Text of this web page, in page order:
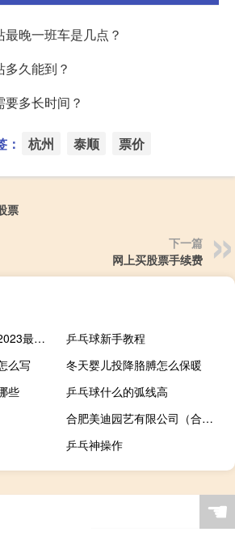
晚一班车是几点？
久能到？
多长时间？
： 杭州 泰顺 票价
票
下一篇
网上买股票手续费
乒乓球比赛规则（附2023最新详细规则）
乒乓球新手教程
么写
冬天婴儿投降胳膊怎么保暖
些
乒乓球什么的弧线高
合肥美迪园艺有限公司（合肥美迪园艺有限公司简介）
乒乓神操作
☚